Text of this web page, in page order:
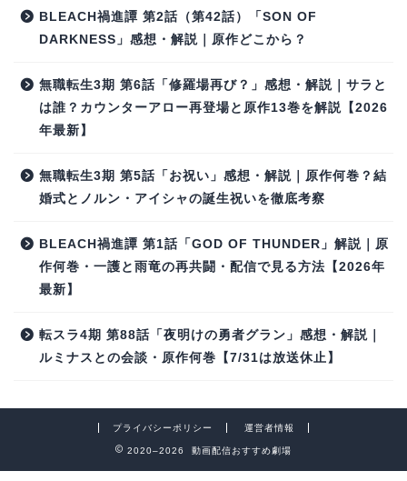
BLEACH禍進譚 第2話（第42話）「SON OF
DARKNESS」感想・解説｜原作どこから？
無職転生3期 第6話「修羅場再び？」感想・解説｜サラと
は誰？カウンターアロー再登場と原作13巻を解説【2026
年最新】
無職転生3期 第5話「お祝い」感想・解説｜原作何巻？結
婚式とノルン・アイシャの誕生祝いを徹底考察
BLEACH禍進譚 第1話「GOD OF THUNDER」解説｜原
作何巻・一護と雨竜の再共闘・配信で見る方法【2026年
最新】
転スラ4期 第88話「夜明けの勇者グラン」感想・解説｜
ルミナスとの会談・原作何巻【7/31は放送休止】
プライバシーポリシー 運営者情報
2020–2026 動画配信おすすめ劇場